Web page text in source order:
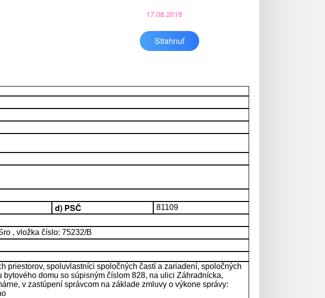
17.08.2018
Stiahnuť
d) PSČ 81109
, vložka číslo: 75232/B
priestorov, spoluvlastníci spoločných častí a zariadení, spoločných
bytového domu so súpisným číslom 828, na ulici Záhradnícka,
v zastúpení správcom na základe zmluvy o výkone správy: